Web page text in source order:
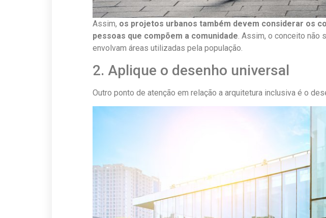
Assim, os projetos urbanos também devem considerar os
pessoas que compõem a comunidade. Assim, o conceito não
envolvam áreas utilizadas pela população.
2. Aplique o desenho universal
Outro ponto de atenção em relação a arquitetura inclusiva é o